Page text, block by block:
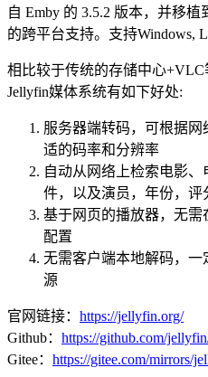
自 Emby 的 3.5.2 版本，并移
的跨平台支持。支持Windows,
相比较于传统的存储中心
Jellyfin媒体系统有如下好处:
服务器端转码，可根据
适的码率和分辨率
自动从网络上检索电影
件，以及演员，年份，评
基于网页的播放器，无
配置
无需客户端本地解码，
源
官网链接： https://jellyfin.org/
Github： https://github.com/
Gitee： https://gitee.com/mirrors/